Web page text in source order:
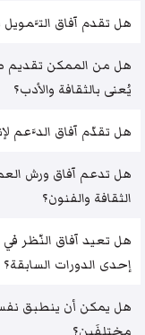
هل تقدم آفاق التَّمويل بنسبة 100 ٪
هل من الممكن تقديم
يُعنى بالثقافة والأدب؟
هل تقدّم آفاق الدَّعم
هل تدعم آفاق ورش
الثقافة والفنون؟
هل تعيد آفاق النّظر
إحدى الدورات السابقة؟
هل يمكن أن ينطبق
مختلفَين؟